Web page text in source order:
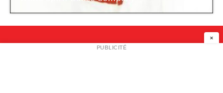
NEWSLETTER
×
PUBLICITÉ